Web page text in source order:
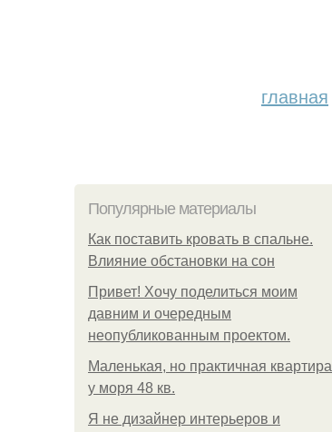
главная
Популярные материалы
Как поставить кровать в спальне.
Влияние обстановки на сон
Привет! Хочу поделиться моим
давним и очередным
неопубликованным проектом.
Маленькая, но практичная квартира
у моря 48 кв.
Я не дизайнер интерьеров и